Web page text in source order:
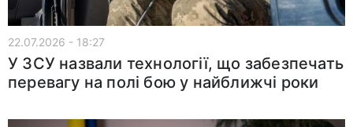
22.07.2026 - 18:27
У ЗСУ назвали технології, що забезпечать
перевагу на полі бою у найближчі роки